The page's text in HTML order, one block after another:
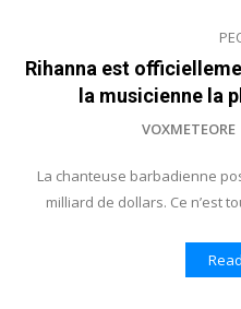
Rihanna est
la musicienne la
VOXMETEORE
La chanteuse barbadienne
milliard de dollars. Ce n’est